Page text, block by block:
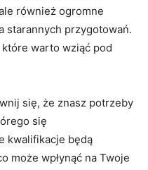
również ogromne
starannych przygotowań.
warto wziąć pod
się, że znasz potrzeby
się
kwalifikacje będą
może wpłynąć na Twoje